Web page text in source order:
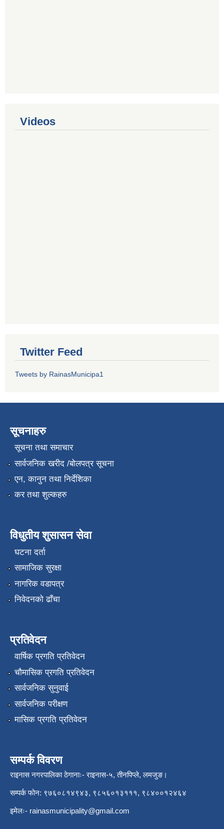
Videos
Twitter Feed
Tweets by RainasMunicipa1
सूचनाहरु
सूचना तथा समाचार
सार्वजनिक खरीद /बोलपत्र सूचना
एन, कानुन तथा निर्देशिका
कर तथा शुल्कहरु
विधुतीय शुसासन सेवा
घटना दर्ता
सामाजिक सुरक्षा
नागरिक वडापत्र
निवेदनको ढाँचा
प्रतिवेदन
वार्षिक प्रगति प्रतिवेदन
चौमासिक प्रगति प्रतिवेदन
सार्वजनिक सुनुवाई
सार्वजनिक परीक्षण
मासिक प्रगति प्रतिवेदन
सम्पर्क विवरण
राइनास नगरपालिका ठेगानाः- राइनास-५, तीनपिप्ले, लमजुङ।
सम्पर्क फोन: ९७६०८१४९४३, ९८५६०१३१११, ९८४००१२४६४
इमेलः- rainasmunicipality@gmail.com